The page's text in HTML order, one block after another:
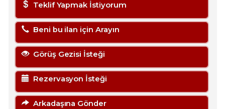
Teklif Yapmak İstiyorum
Beni bu ilan için Arayın
Görüş Gezisi İsteği
Rezervasyon İsteği
Arkadaşına Gönder